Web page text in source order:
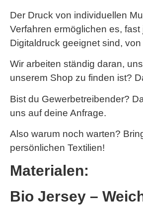
Der Druck von individuellen
Verfahren ermöglichen es,
Digitaldruck geeignet sind,
Wir arbeiten ständig daran,
unserem Shop zu finden ist?
Bist du Gewerbetreibender?
uns auf deine Anfrage.
Also warum noch warten?
persönlichen Textilien!
Materialen:
Bio Jersey –